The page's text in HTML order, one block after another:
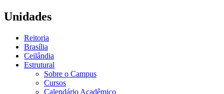
Unidades
Reitoria
Brasília
Ceilândia
Estrutural
Sobre o Campus
Cursos
Calendário Acadêmico